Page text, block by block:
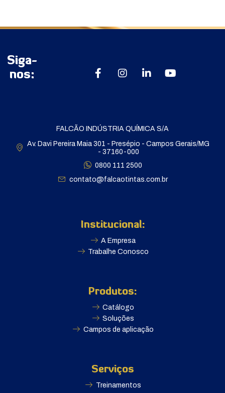
Siga-
nos:
FALCÃO INDÚSTRIA QUÍMICA S/A
Av. Davi Pereira Maia 301 - Presépio - Campos Gerais/MG
- 37160-000
0800 111 2500
contato@falcaotintas.com.br
Institucional:
A Empresa
Trabalhe Conosco
Produtos:
Catálogo
Soluções
Campos de aplicação
Serviços
Treinamentos